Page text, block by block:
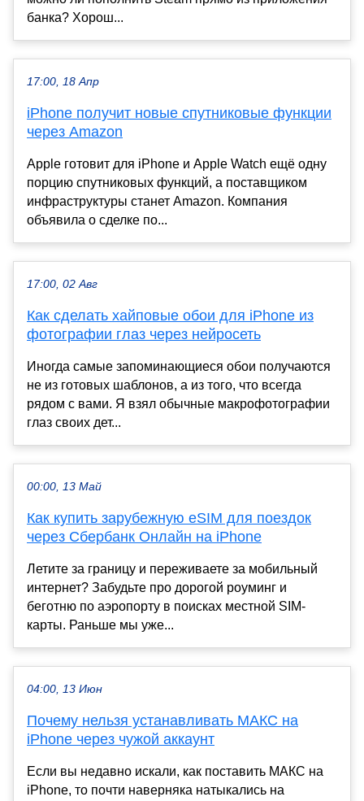
банка? Хорош...
17:00, 18 Апр
iPhone получит новые спутниковые функции
через Amazon
Apple готовит для iPhone и Apple Watch ещё одну
порцию спутниковых функций, а поставщиком
инфраструктуры станет Amazon. Компания
объявила о сделке по...
17:00, 02 Авг
Как сделать хайповые обои для iPhone из
фотографии глаз через нейросеть
Иногда самые запоминающиеся обои получаются
не из готовых шаблонов, а из того, что всегда
рядом с вами. Я взял обычные макрофотографии
глаз своих дет...
00:00, 13 Май
Как купить зарубежную eSIM для поездок
через Сбербанк Онлайн на iPhone
Летите за границу и переживаете за мобильный
интернет? Забудьте про дорогой роуминг и
беготню по аэропорту в поисках местной SIM-
карты. Раньше мы уже...
04:00, 13 Июн
Почему нельзя устанавливать МАКС на
iPhone через чужой аккаунт
Если вы недавно искали, как поставить МАКС на
iPhone, то почти наверняка натыкались на